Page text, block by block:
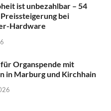
ist unbezahlbar – 54
bei
Hardware
Organspende mit
in Marburg und Kirchhain